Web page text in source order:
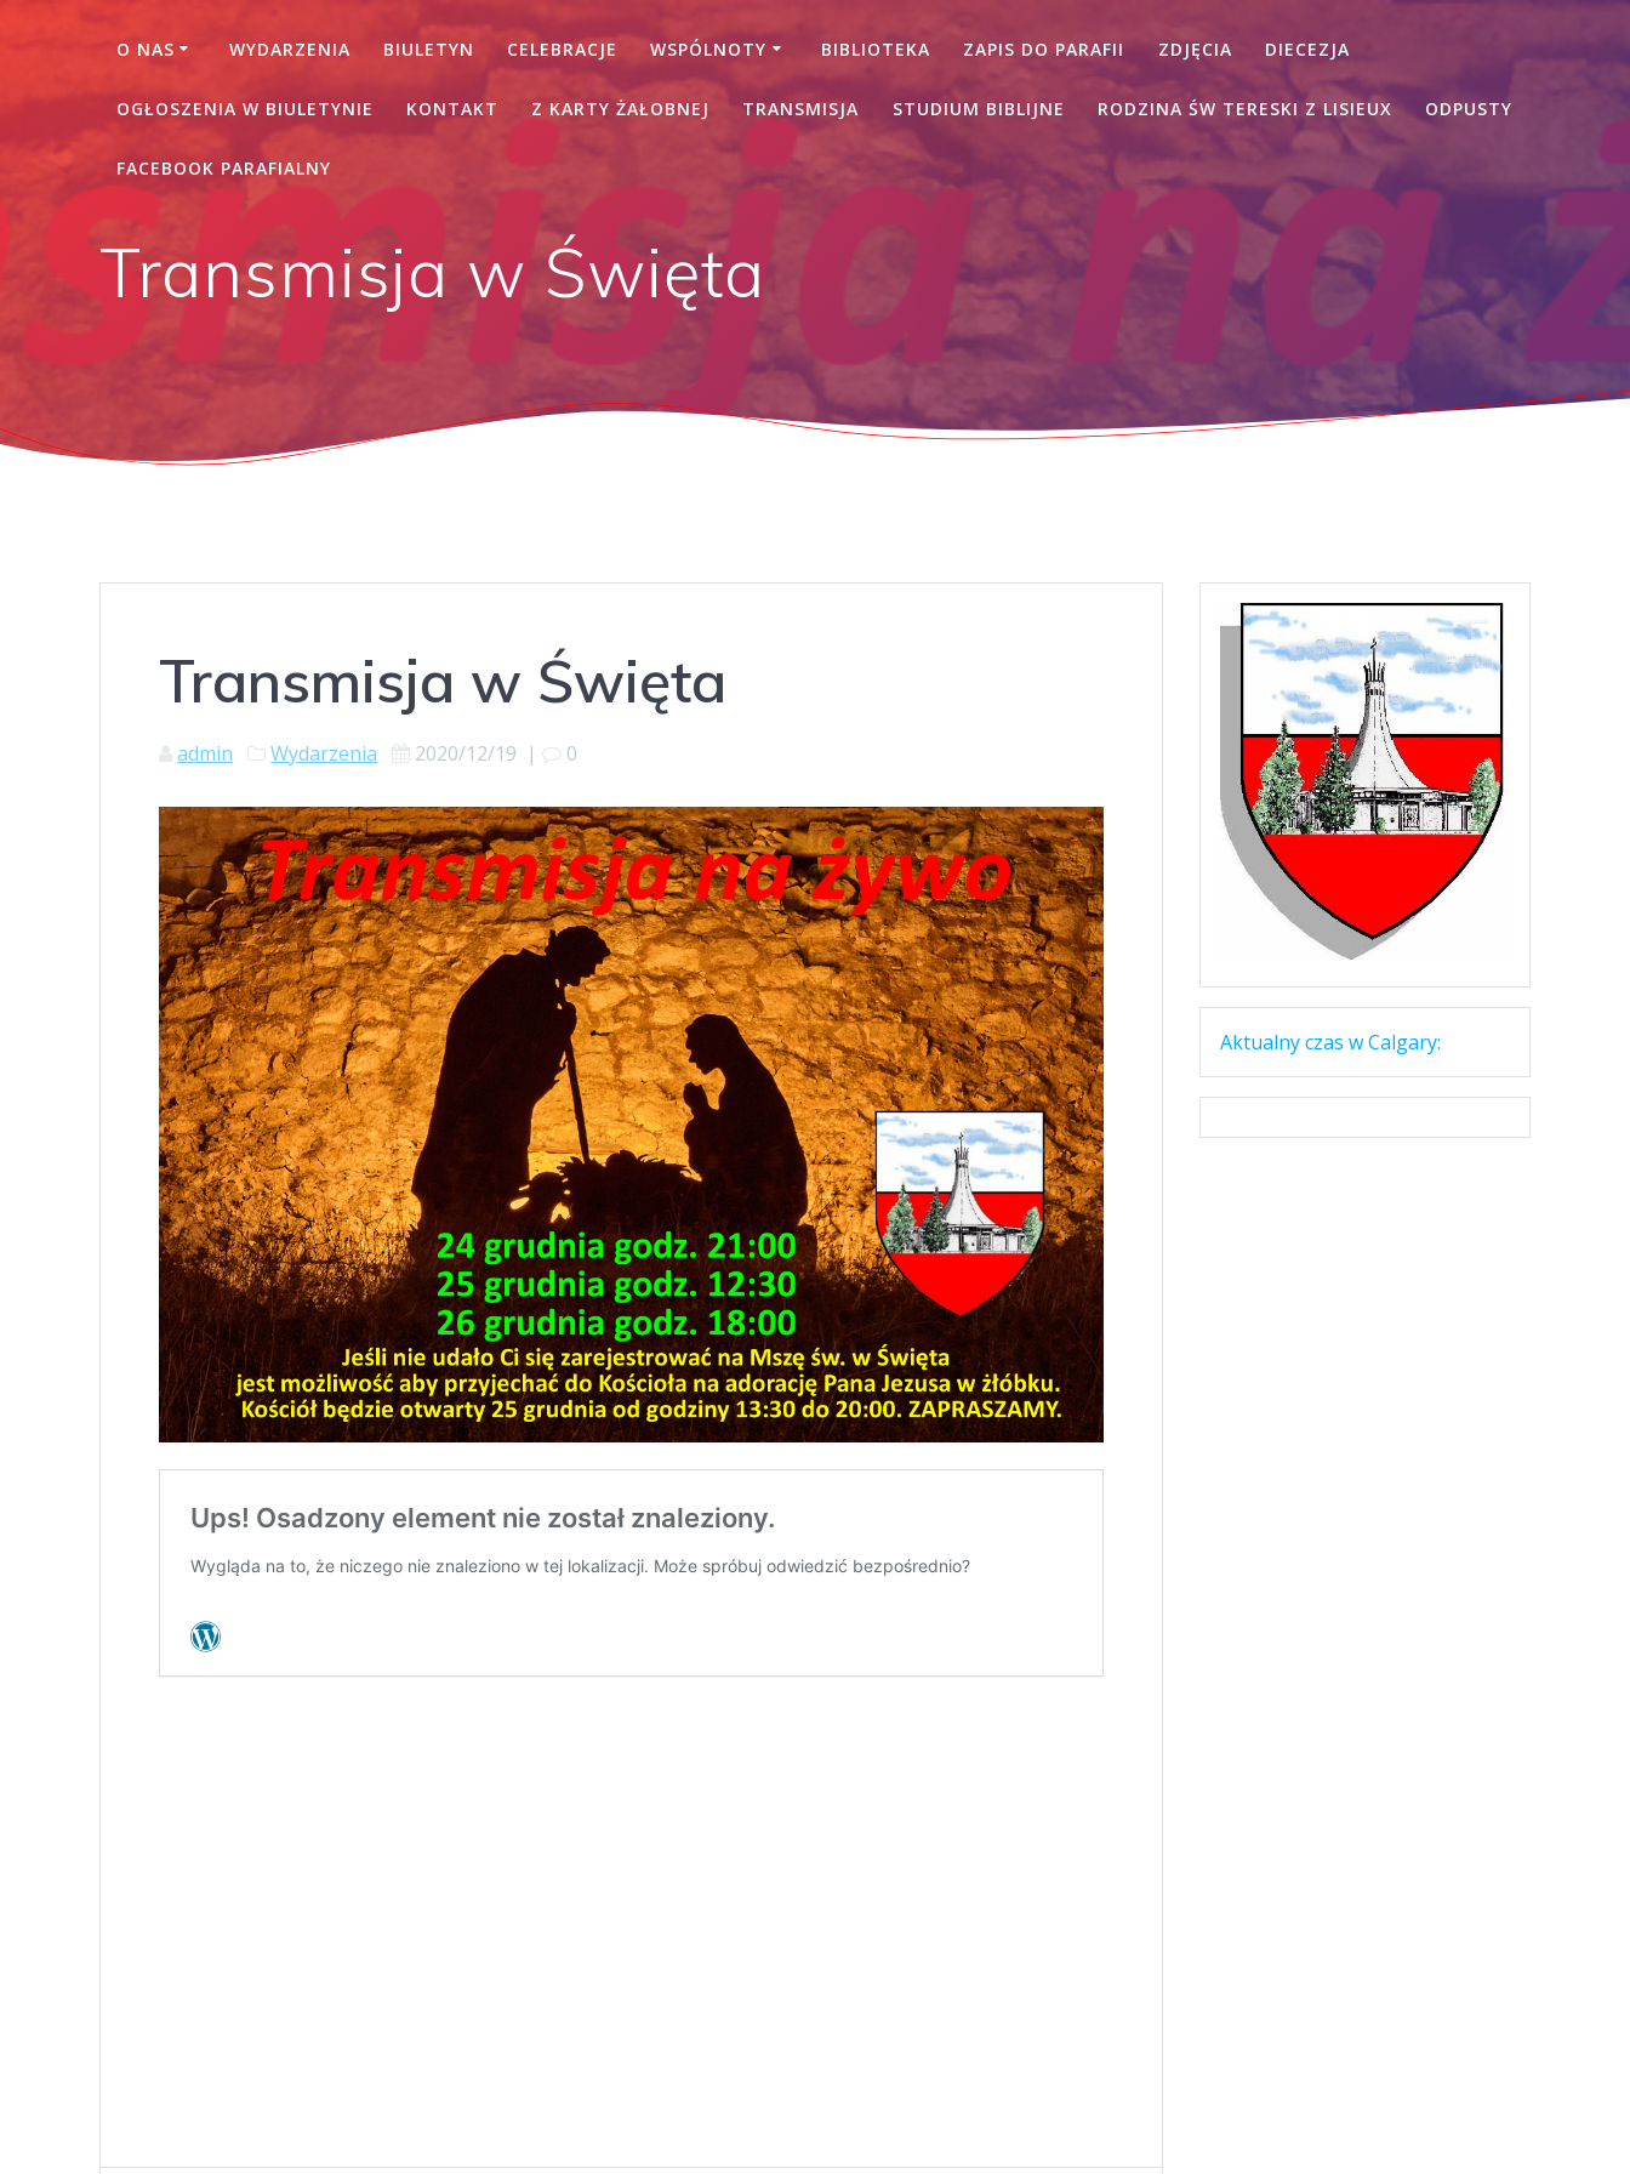
O NAS WYDARZENIA BIULETYN CELEBRACJE WSPÓLNOTY BIBLIOTEKA ZAPIS DO PARAFII ZDJĘCIA DIECEZJA
OGŁOSZENIA W BIULETYNIE KONTAKT Z KARTY ŻAŁOBNEJ TRANSMISJA STUDIUM BIBLIJNE RODZINA ŚW TERESKI Z LISIEUX ODPUSTY
FACEBOOK PARAFIALNY
Transmisja w Święta
Transmisja w Święta
admin Wydarzenia 2020/12/19 | 0
Aktualny czas w Calgary: